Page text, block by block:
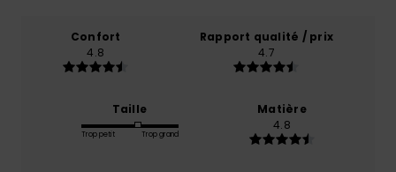
Confort
4.8
Rapport qualité / prix
4.7
Taille
Trop petit Trop grand
Matière
4.8